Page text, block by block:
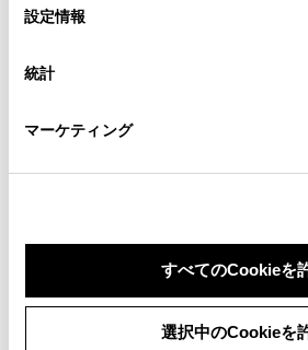
デバイスにすべてのCookie(クッキー)
意したことになります。Cookie(クッ
設定の変更、同意を撤回したりするに
「Cookie（クッキー）情報の取り扱い
設定情報
統計
マーケティング
すべてのCookieを
選択中のCookieを